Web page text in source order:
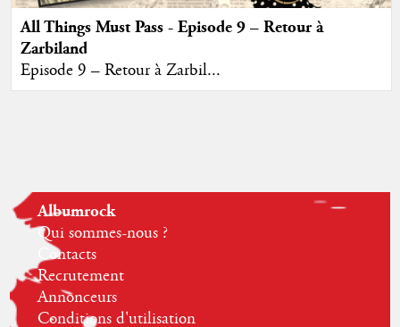
All Things Must Pass - Episode 9 – Retour à
Zarbiland
Episode 9 – Retour à Zarbil...
Albumrock
Qui sommes-nous ?
Contacts
Recrutement
Annonceurs
Conditions d'utilisation